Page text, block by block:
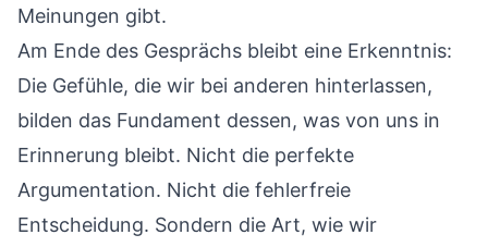
Meinungen gibt.
Am Ende des Gesprächs bleibt eine Erkenntnis:
Die Gefühle, die wir bei anderen hinterlassen,
bilden das Fundament dessen, was von uns in
Erinnerung bleibt. Nicht die perfekte
Argumentation. Nicht die fehlerfreie
Entscheidung. Sondern die Art, wie wir